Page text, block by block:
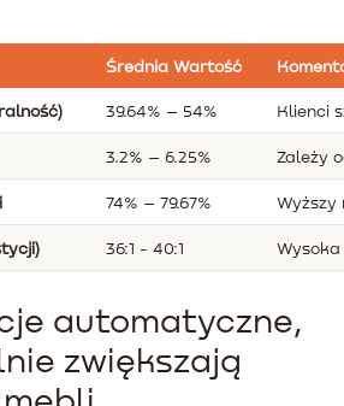
Średnia Wartość
39.64% – 54% Klienci
3.2% – 6.25% Zależy
74% – 79.67% Wyższy
36:1 - 40:1 Wysoka
automatyczne,
zwiększają